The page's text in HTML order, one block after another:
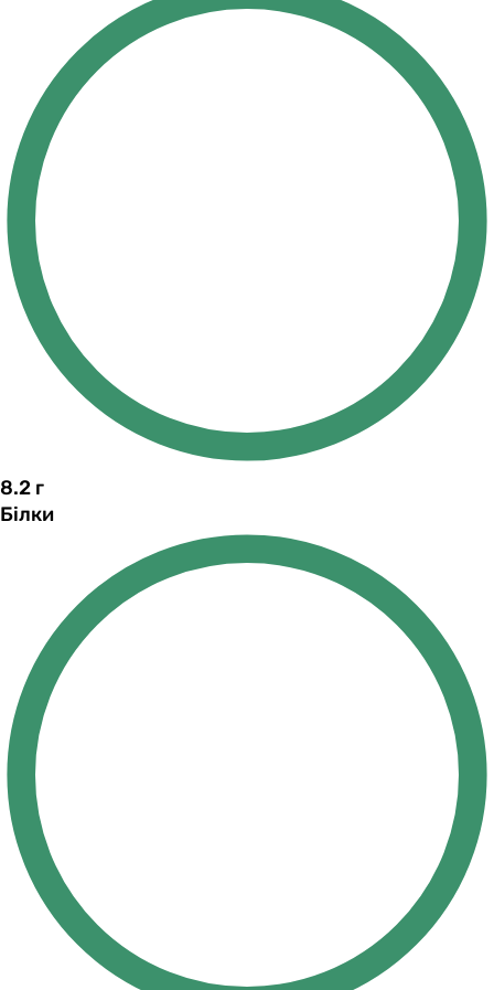
8.2 г
Білки